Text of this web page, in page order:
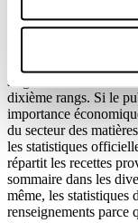
parmi les dix
entreprises suisses
Glencore occupe le
siège à Genève – se
dixième rangs. Si le
importance
du secteur des
les statistiques
répartit les recettes
sommaire dans les
même, les statistiques
renseignements parce